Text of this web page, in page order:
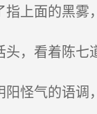
上面的黑雾
，看着陈七
怪气的语调